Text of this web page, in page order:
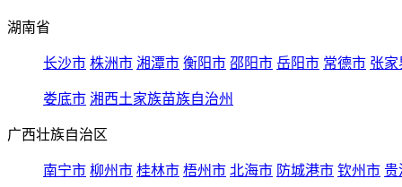
湖南省
长沙市 株洲市 湘潭市 衡阳市 邵阳市 岳阳市 常德市 张家
娄底市 湘西土家族苗族自治州
广西壮族自治区
南宁市 柳州市 桂林市 梧州市 北海市 防城港市 钦州市 贵